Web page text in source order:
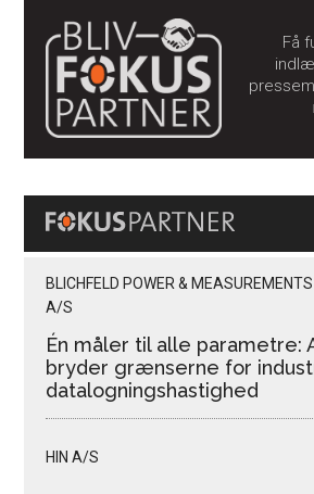
Få
BLICHFELD POWER & MEASUREMENTS
A/S
Én måler til alle parametre:
bryder grænserne for
datalogningshastighed
HIN A/S